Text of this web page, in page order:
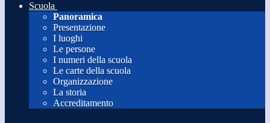
Scuola
Panoramica
Presentazione
I luoghi
Le persone
I numeri della scuola
Le carte della scuola
Organizzazione
La storia
Accreditamento